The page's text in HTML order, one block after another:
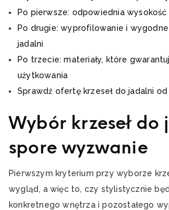
Po pierwsze: odpowiednia wysokość
Po drugie: wyprofilowanie i
jadalni
Po trzecie: materiały, które
użytkowania
Sprawdź ofertę krzeseł do jadalni od
Wybór krzeseł
spore wyzwanie
Pierwszym kryterium przy wyborze
wygląd, a więc to, czy stylistycznie
konkretnego wnętrza i pozostałego